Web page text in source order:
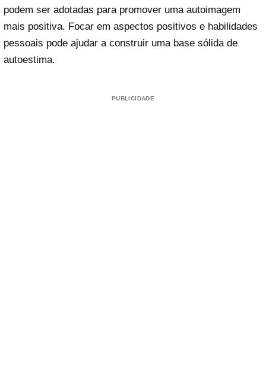
podem ser adotadas para promover uma autoimagem
mais positiva. Focar em aspectos positivos e habilidades
pessoais pode ajudar a construir uma base sólida de
autoestima.
PUBLICIDADE